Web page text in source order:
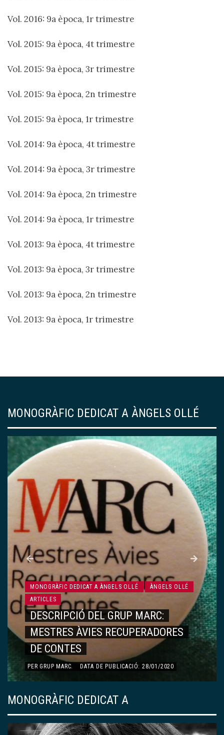
Vol. 2016: 9a època, 1r trimestre
Vol. 2015: 9a època, 4t trimestre
Vol. 2015: 9a època, 3r trimestre
Vol. 2015: 9a època, 2n trimestre
Vol. 2015: 9a època, 1r trimestre
Vol. 2014: 9a època, 4t trimestre
Vol. 2014: 9a època, 3r trimestre
Vol. 2014: 9a època, 2n trimestre
Vol. 2014: 9a època, 1r trimestre
Vol. 2013: 9a època, 4t trimestre
Vol. 2013: 9a època, 3r trimestre
Vol. 2013: 9a època, 2n trimestre
Vol. 2013: 9a època, 1r trimestre
MONOGRÀFIC DEDICAT A ÀNGELS OLLÉ
MONOGRÀFIC DEDICAT A ÀNGELS OLLÉ
ÀNGELS OLLÉ
ARTICLES
DESCRIPCIÓ DEL GRUP MARC:
MESTRES ÀVIES RECUPERADORES
DE CONTES
PERGRUP MARC DATA DE PUBLICACIÓ: 28/01/2020
MONOGRÀFIC DEDICAT A